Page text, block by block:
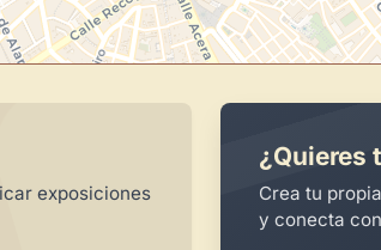
exposiciones
¿Quieres
Crea tu
y conecta